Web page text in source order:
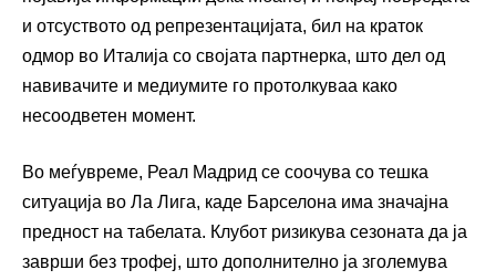
и отсуството од репрезентацијата, бил на краток
одмор во Италија со својата партнерка, што дел од
навивачите и медиумите го протолкуваа како
несоодветен момент.
Во меѓувреме, Реал Мадрид се соочува со тешка
ситуација во Ла Лига, каде Барселона има значајна
предност на табелата. Клубот ризикува сезоната да ја
заврши без трофеј, што дополнително ја зголемува